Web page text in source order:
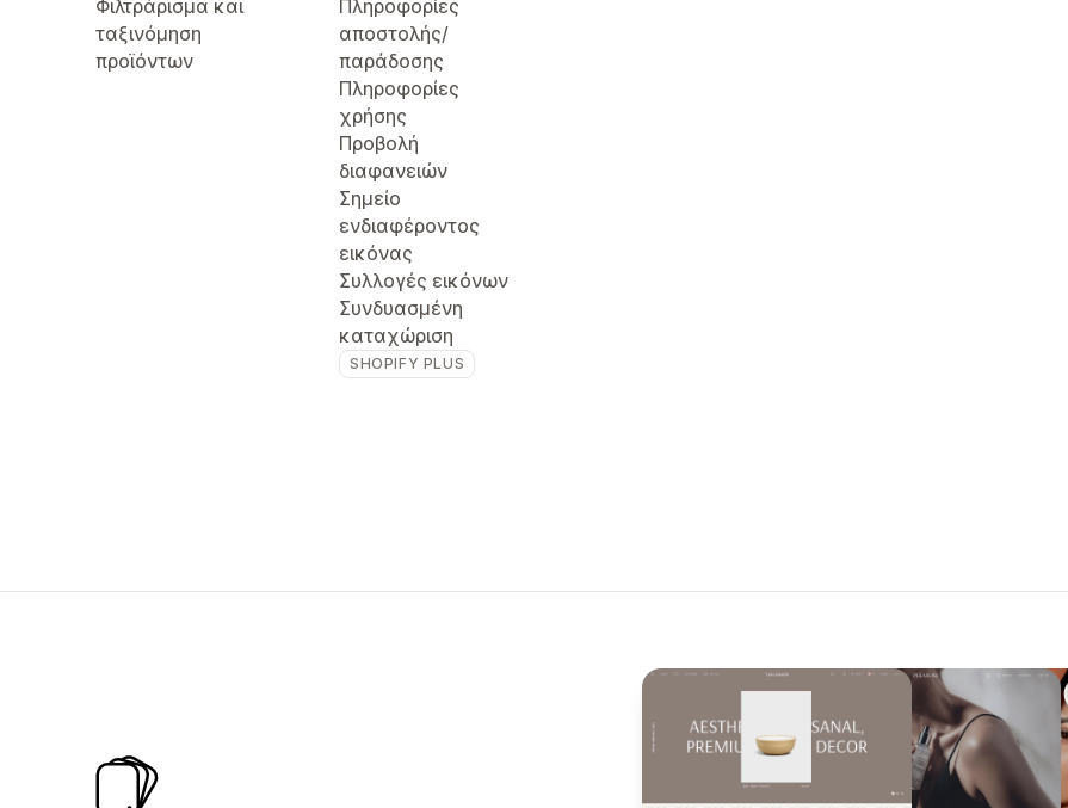
Φιλτράρισμα και
ταξινόμηση
προϊόντων
Πληροφορίες
αποστολής/
παράδοσης
Πληροφορίες
χρήσης
Προβολή
διαφανειών
Σημείο
ενδιαφέροντος
εικόνας
Συλλογές εικόνων
Συνδυασμένη
καταχώριση
SHOPIFY PLUS